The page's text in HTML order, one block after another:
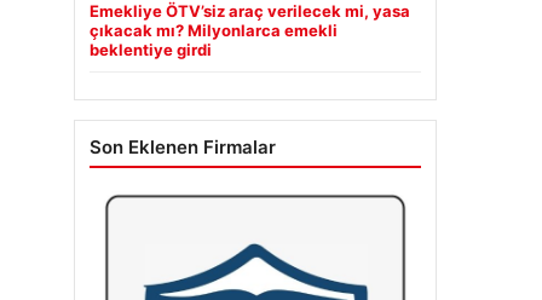
Emekliye ÖTV’siz araç verilecek mi, yasa
çıkacak mı? Milyonlarca emekli
beklentiye girdi
Son Eklenen Firmalar